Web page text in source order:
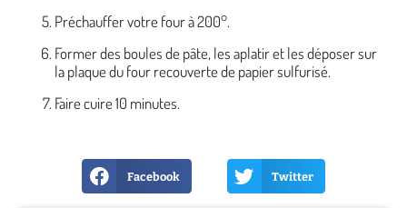
Préchauffer votre four à 200°.
Former des boules de pâte, les aplatir et les déposer sur
la plaque du four recouverte de papier sulfurisé.
Faire cuire 10 minutes.
Facebook Twitter